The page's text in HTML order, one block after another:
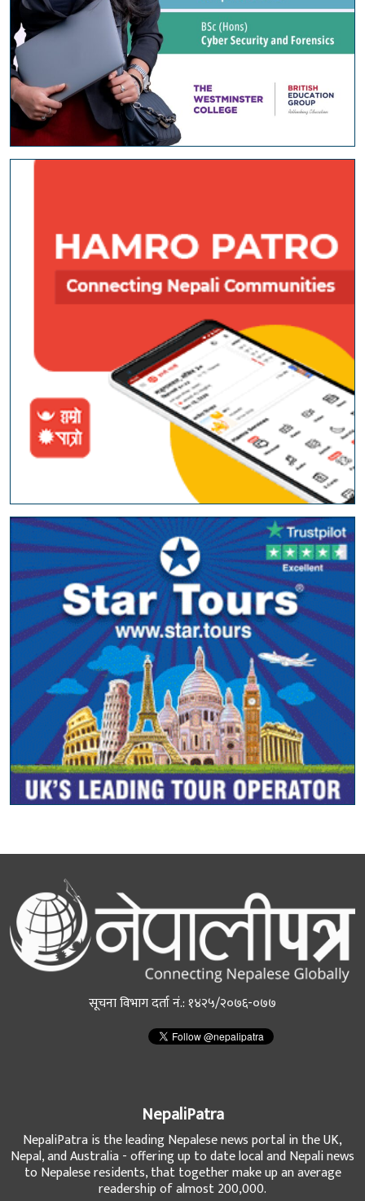
सूचना विभाग दर्ता नं.: १४२५/२०७६-०७७
NepaliPatra
NepaliPatra is the leading Nepalese news portal in the UK,
Nepal, and Australia - offering up to date local and Nepali news
to Nepalese residents, that together make up an average
readership of almost 200,000.